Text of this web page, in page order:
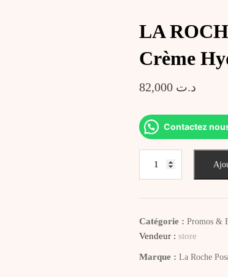
LA
Crème
د.ت
Contactez
Crème
Catégorie :Promos &
Vendeur :store
Marque :La Roche